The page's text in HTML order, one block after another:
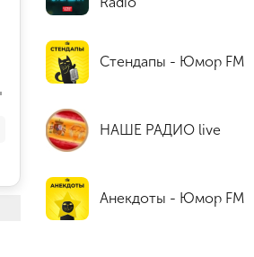
Стендапы - Юмор FM
НАШЕ РАДИО live
Анекдоты - Юмор FM